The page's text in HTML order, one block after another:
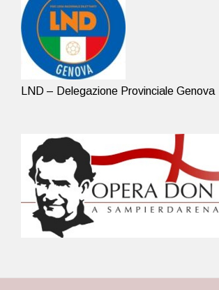
LND – Delegazione Provinciale Genova